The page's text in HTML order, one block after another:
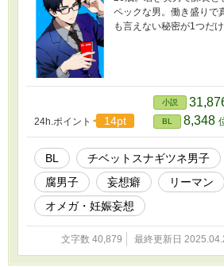
ペックな男。働き盛りで
も言えない秘密が1つだ
24h.ポイント 14pt
小説
BL 8,348
BL チベットスナギツネ男子
腐男子
妄想癖 リーマン
オメガ・妊娠妄想
文字数 40,879 最終更新日